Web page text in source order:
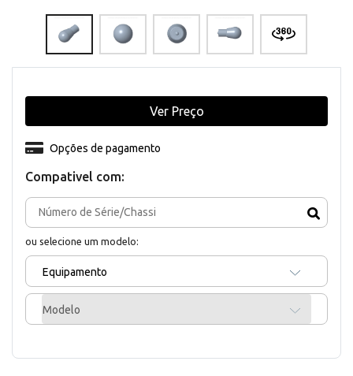
Compativel com:
ou selecione um modelo:
Equipamento
Modelo
Opções de pagamento
Ver Preço